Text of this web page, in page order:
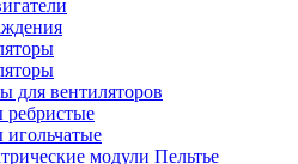
для вентиляторов
ребристые
игольчатые
модули Пельтье